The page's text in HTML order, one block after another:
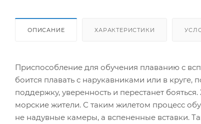
ОПИСАНИЕ ХАРАКТЕРИСТИКИ
Приспособление для обучения плаванию с
боится плавать с нарукавниками или в
поддержку, уверенность и перестанет
морские жители. С таким жилетом процесс
не надувные камеры, а вспененные вставки.